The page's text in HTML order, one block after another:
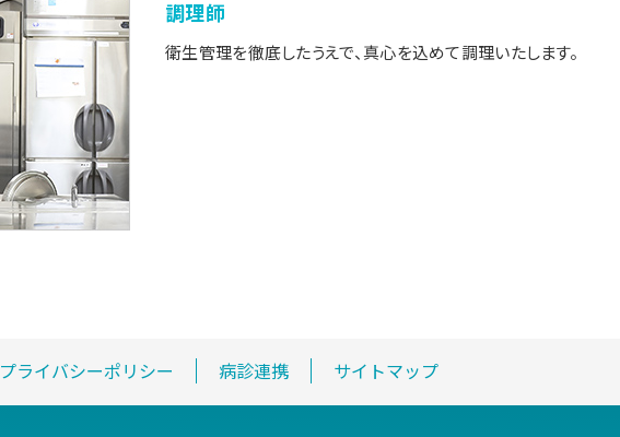
調理師
衛生管理を徹底したうえで、真心を込めて調理いたします。
プライバシーポリシー 病診連携 サイトマップ